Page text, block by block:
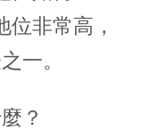
非常高，
一。
？